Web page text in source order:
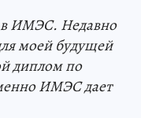
в ИМЭС. Недавно
моей будущей
диплом по
ИМЭС дает